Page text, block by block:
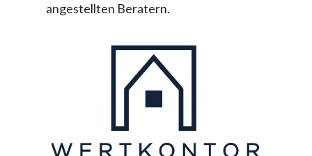
angestellten Beratern.